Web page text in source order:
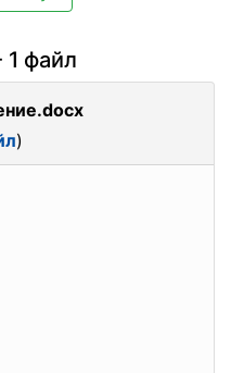
файл
)